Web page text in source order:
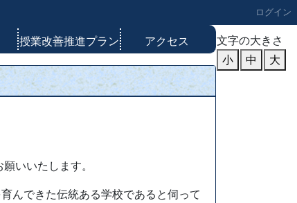
ログイン
文字の大きさ
小
中 大
授業改善推進プラン アクセス
いいたします。
んできた伝統ある学校であると伺って